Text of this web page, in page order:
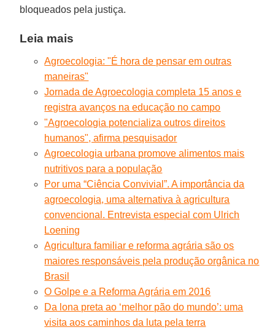
bloqueados pela justiça.
Leia mais
Agroecologia: "É hora de pensar em outras
maneiras"
Jornada de Agroecologia completa 15 anos e
registra avanços na educação no campo
"Agroecologia potencializa outros direitos
humanos", afirma pesquisador
Agroecologia urbana promove alimentos mais
nutritivos para a população
Por uma “Ciência Convivial”. A importância da
agroecologia, uma alternativa à agricultura
convencional. Entrevista especial com Ulrich
Loening
Agricultura familiar e reforma agrária são os
maiores responsáveis pela produção orgânica no
Brasil
O Golpe e a Reforma Agrária em 2016
Da lona preta ao ‘melhor pão do mundo’: uma
visita aos caminhos da luta pela terra